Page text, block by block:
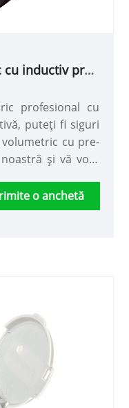
inductiv pre-
profesional cu
puteți fi siguri
cu pre-
și vă vom
o anchetă